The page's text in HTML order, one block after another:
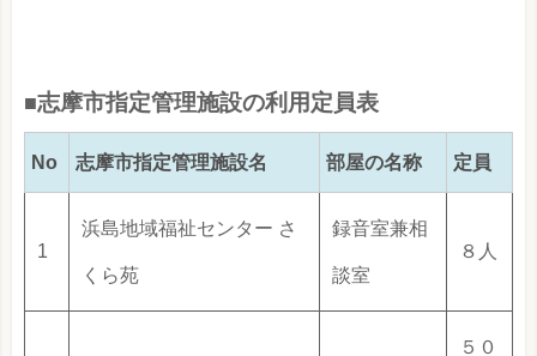
■志摩市指定管理施設の利用定員表
No 志摩市指定管理施設名 部屋の名称 定員
1
浜島地域福祉センター さ
くら苑
録音室兼相
談室
８人
５０